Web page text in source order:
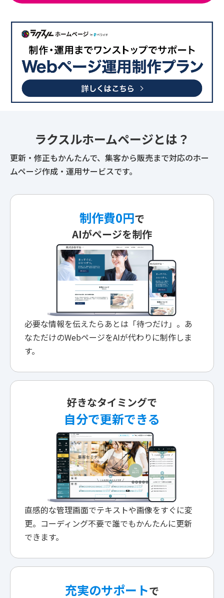
ラクスルホームページとは？
更新・修正もかんたんで、集客から販売まで対応のホー
ムページ作成・運用サービスです。
制作費0円で
AIがページを制作
必要な情報を伝えたらあとは「待つだけ」。あ
なただけのWebページをAIが代わりに制作しま
す。
好きなタイミングで
自分で更新できる
直感的な管理画面でテキストや画像をすぐに変
更。コーディング不要で誰でもかんたんに更新
できます。
充実のサポートで